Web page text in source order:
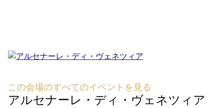
この会場のすべてのイベントを見る
アルセナーレ・ディ・ヴェネツィア